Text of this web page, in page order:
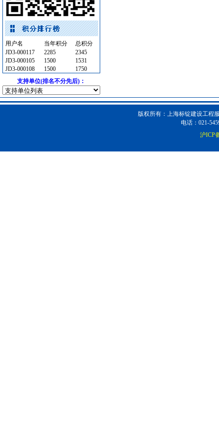
强弱电设施 [采购中]
高压电器 [采购中]
电梯工程 [采购中]
石材木材
[采购中]
给排水阀门 [采购中]
安全防范
[采购中]
抛光耐磨砖 [采购中]
消防火警 [采购中]
筒灯 [采购中]
用户名 当年积分
总积分
JD3-000117
2285
2345
JD3-000105
1500
1531
JD3-000108
1500
1750
支持单位(排名不分先后)：
版权所有：上海标锭建设工程
电话：021-
沪ICP